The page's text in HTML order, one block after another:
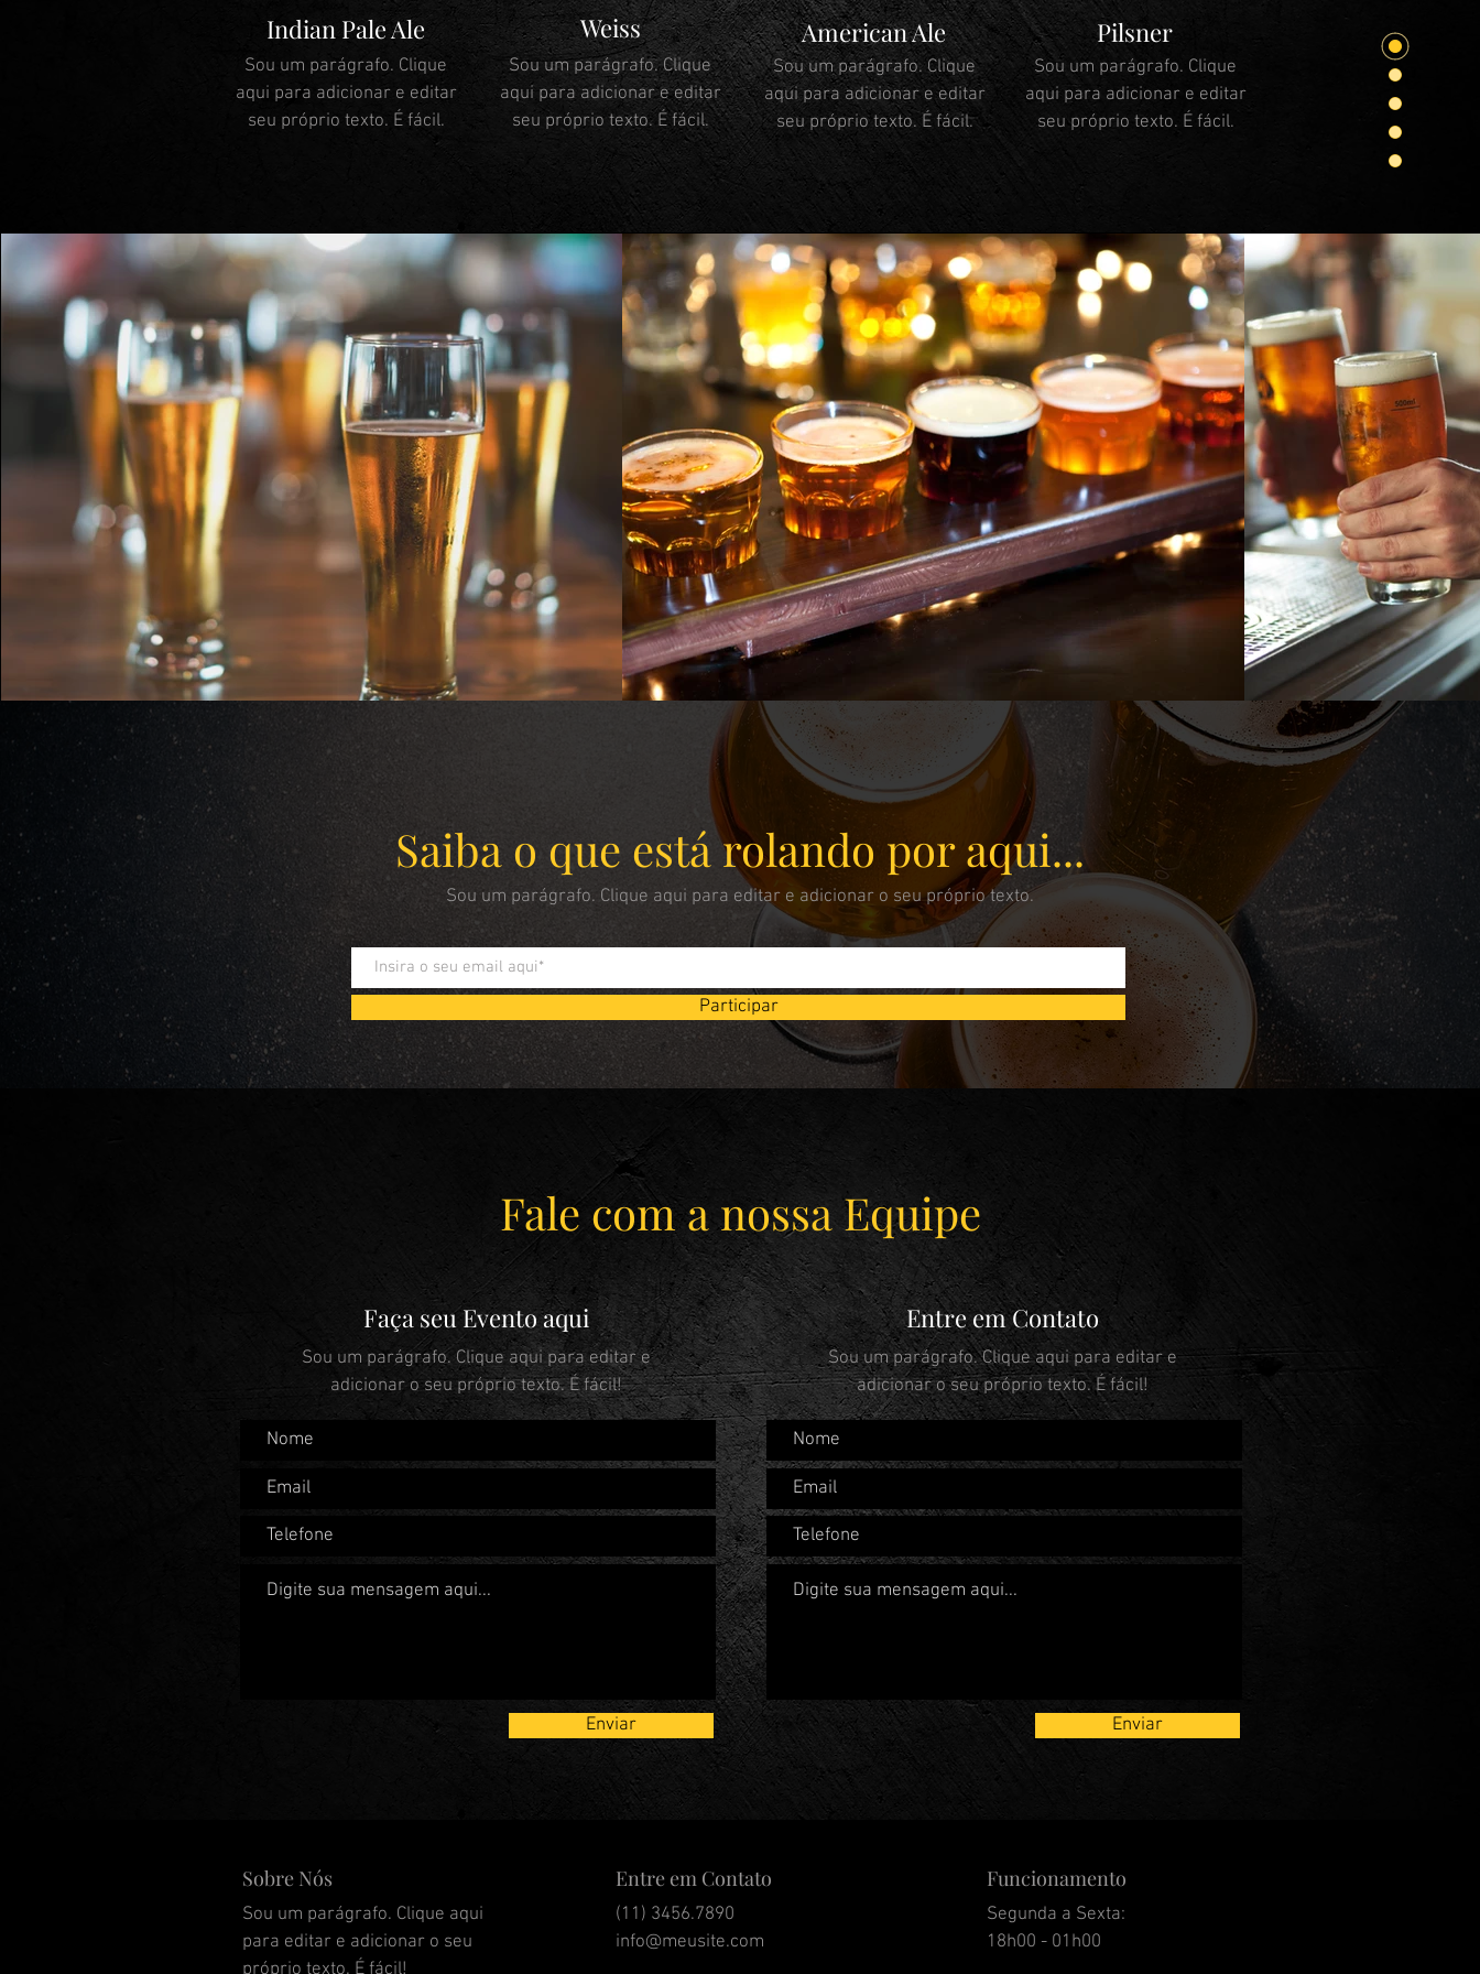
Indian Pale Ale
Sou um parágrafo. Clique
aqui para adicionar e editar
seu próprio texto. É fácil.
Weiss
Sou um parágrafo. Clique
aqui para adicionar e editar
seu próprio texto. É fácil.
American Ale
Sou um parágrafo. Clique
aqui para adicionar e editar
seu próprio texto. É fácil.
Pilsner
Sou um parágrafo. Clique
aqui para adicionar e editar
seu próprio texto. É fácil.
Saiba o que está rolando por aqui...
Sou um parágrafo. Clique aqui para editar e adicionar o seu próprio texto.
Participar
Fale com a nossa Equipe
Faça seu Evento aqui
Sou um parágrafo. Clique aqui para editar e
adicionar o seu próprio texto. É fácil!
Enviar
Entre em Contato
Sou um parágrafo. Clique aqui para editar e
adicionar o seu próprio texto. É fácil!
Enviar
Sobre Nós
Sou um parágrafo. Clique aqui
para editar e adicionar o seu
próprio texto. É fácil!
Entre em Contato
(11) 3456.7890
info@meusite.com
Funcionamento
Segunda a Sexta:
18h00 - 01h00